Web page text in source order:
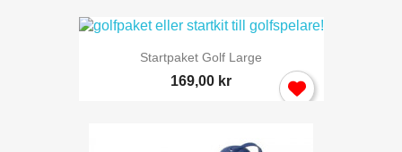
Startpaket Golf Large
169,00 kr